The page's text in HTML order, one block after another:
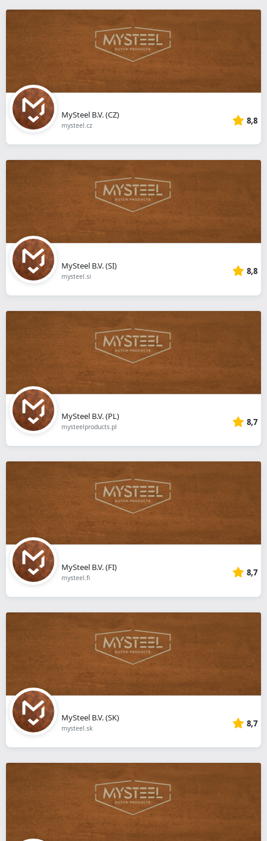
MySteel B.V. (CZ)
mysteel.cz 8,8
MySteel B.V. (SI)
mysteel.si 8,8
MySteel B.V. (PL)
mysteelproducts.pl 8,7
MySteel B.V. (FI)
mysteel.fi 8,7
MySteel B.V. (SK)
mysteel.sk 8,7